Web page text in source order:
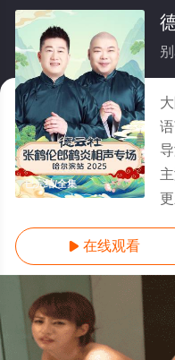
已完结/全集
语
 在线观看